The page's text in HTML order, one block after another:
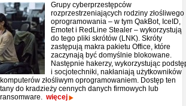
Grupy cyberprzestępców
rozprzestrzeniających rodziny złośliwego
oprogramowania – w tym QakBot, IceID,
Emotet i RedLine Stealer – wykorzystują
do tego pliki skrótów (LNK). Skróty
zastępują makra pakietu Office, które
zaczynają być domyślnie blokowane.
Następnie hakerzy, wykorzystując
i socjotechniki, nakłaniają użytkowników
złośliwym oprogramowaniem. Dostęp ten
do kradzieży cennych danych firmowych lub
więcej